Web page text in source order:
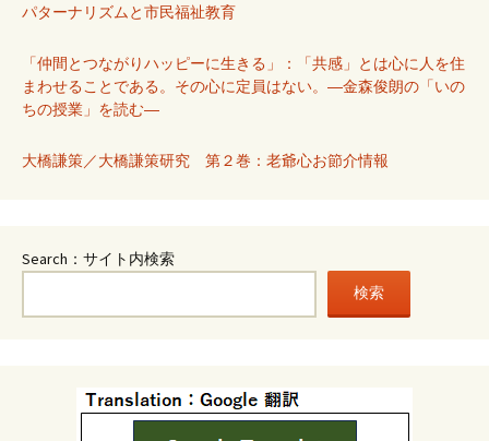
パターナリズムと市民福祉教育
「仲間とつながりハッピーに生きる」：「共感」とは心に人を住
まわせることである。その心に定員はない。―金森俊朗の「いの
ちの授業」を読む―
大橋謙策／大橋謙策研究 第２巻：老爺心お節介情報
Search：サイト内検索
検索